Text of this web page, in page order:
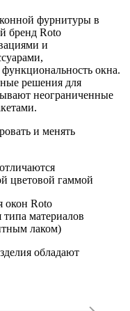
фурнитуры в
бренд Roto
и
окна.
решения для
неограниченные
и менять
цветовой гаммой
окон Roto
материалов
лаком)
обладают